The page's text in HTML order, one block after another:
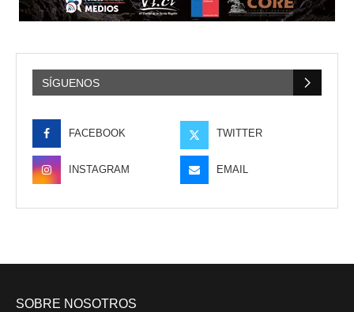
SÍGUENOS
FACEBOOK TWITTER
INSTAGRAM EMAIL
SOBRE NOSOTROS